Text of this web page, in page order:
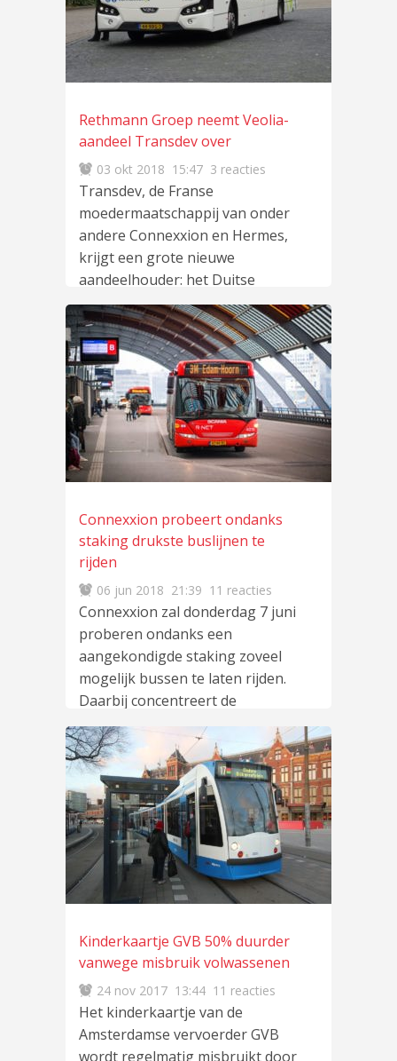
Rethmann Groep neemt Veolia-
aandeel Transdev over
03 okt 2018 15:47 3 reacties
Transdev, de Franse
moedermaatschappij van onder
andere Connexxion en Hermes,
krijgt een grote nieuwe
aandeelhouder: het Duitse
familiebedrijf Rethmann. Delees
meer…
Connexxion probeert ondanks
staking drukste buslijnen te
rijden
06 jun 2018 21:39 11 reacties
Connexxion zal donderdag 7 juni
proberen ondanks een
aangekondigde staking zoveel
mogelijk bussen te laten rijden.
Daarbij concentreert de
vervoerder
lees meer…
Kinderkaartje GVB 50% duurder
vanwege misbruik volwassenen
24 nov 2017 13:44 11 reacties
Het kinderkaartje van de
Amsterdamse vervoerder GVB
wordt regelmatig misbruikt door